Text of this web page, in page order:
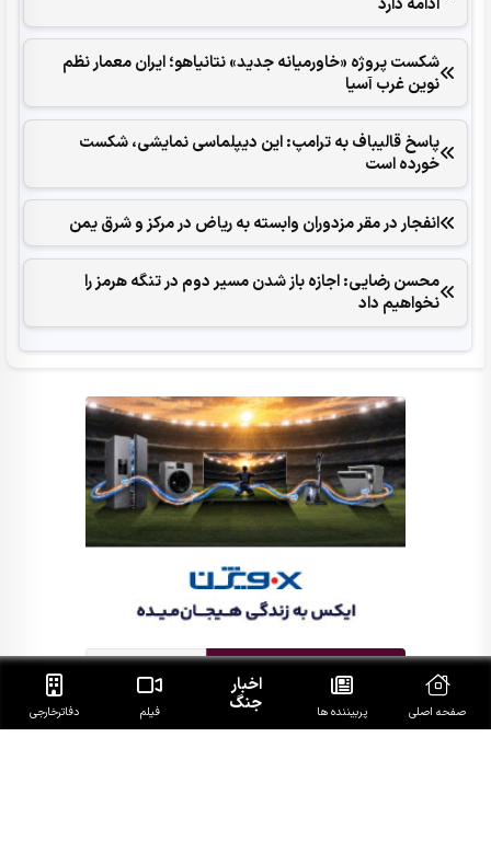
شکست پروژه «خاورمیانه جدید» نتانیاهو؛ ایران معمار نظم
نوین غرب آسیا
پاسخ قالیباف به ترامپ: این دیپلماسی نمایشی، شکست
خورده است
انفجار در مقر مزدوران وابسته به ریاض در مرکز و شرق یمن
محسن رضایی: اجازه باز شدن مسیر دوم در تنگه هرمز را
نخواهیم داد
صفحه اصلی پربیننده ها
اخبار
جنگ فیلم دفاتر‌خارجی